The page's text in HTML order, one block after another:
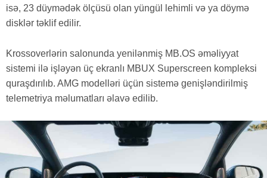
isə, 23 düymədək ölçüsü olan yüngül lehimli və ya döymə
disklər təklif edilir.
Krossoverlərin salonunda yenilənmiş MB.OS əməliyyat
sistemi ilə işləyən üç ekranlı MBUX Superscreen kompleksi
quraşdırılıb. AMG modelləri üçün sistemə genişləndirilmiş
telemetriya məlumatları əlavə edilib.